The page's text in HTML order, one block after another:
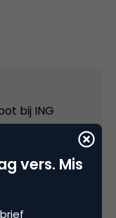
bij ING
media en
vers. Mis